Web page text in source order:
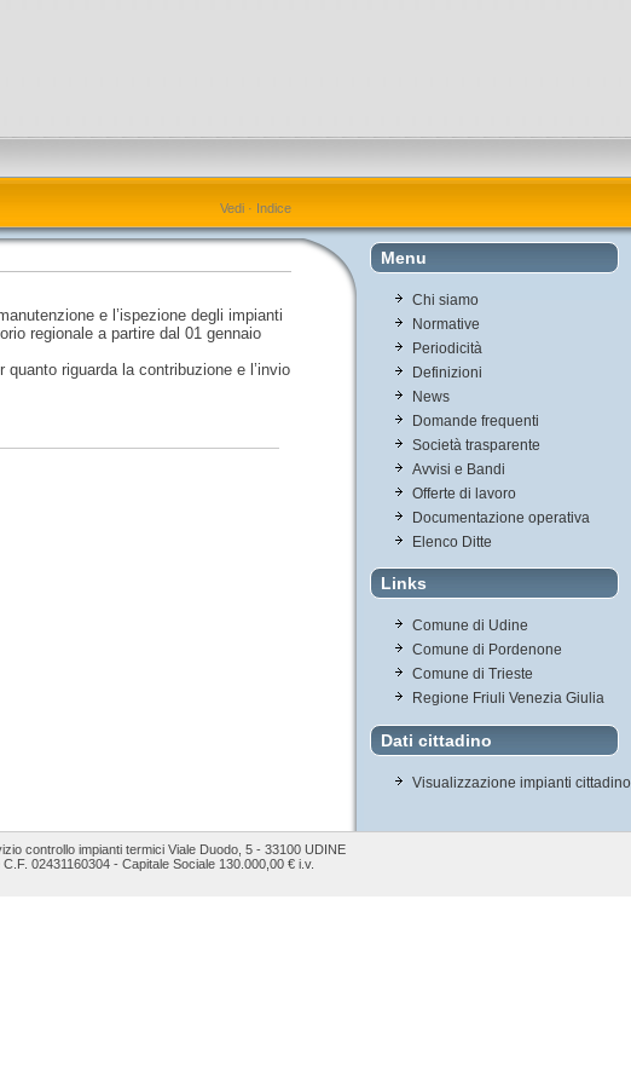
Vedi · Indice
e l’ispezione degli impianti
regionale a partire dal 01 gennaio
riguarda la contribuzione e l’invio
Menu
Chi siamo
Normative
Periodicità
Definizioni
News
Domande frequenti
Società trasparente
Avvisi e Bandi
Offerte di lavoro
Documentazione operativa
Elenco Ditte
Links
Comune di Udine
Comune di Pordenone
Comune di Trieste
Regione Friuli Venezia Giulia
Dati cittadino
Visualizzazione impianti cittadino
controllo impianti termici Viale Duodo, 5 - 33100 UDINE
02431160304 - Capitale Sociale 130.000,00 € i.v.